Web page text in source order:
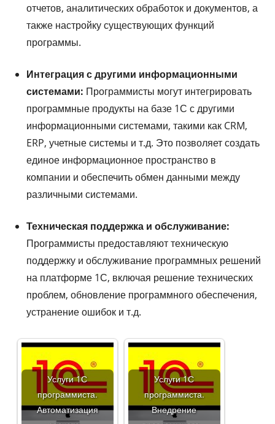
отчетов, аналитических обработок и документов, а
также настройку существующих функций
программы.
Интеграция с другими информационными
системами: Программисты могут интегрировать
программные продукты на базе 1С с другими
информационными системами, такими как CRM,
ERP, учетные системы и т.д. Это позволяет создать
единое информационное пространство в
компании и обеспечить обмен данными между
различными системами.
Техническая поддержка и обслуживание:
Программисты предоставляют техническую
поддержку и обслуживание программных решений
на платформе 1С, включая решение технических
проблем, обновление программного обеспечения,
устранение ошибок и т.д.
Услуги 1С
программиста.
Автоматизация
Услуги 1С
программиста.
Внедрение